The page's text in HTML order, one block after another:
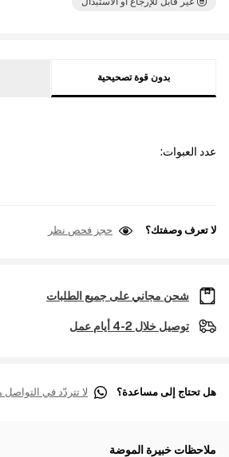
بدون قوة تصحيحية
عدد العبوات:
لا تعرف وصفتك؟ حجز فحص نظر
شحن مجاني على جميع الطلبات
توصيل خلال 2-4 أيام عمل
هل تحتاج إلى مساعدة؟ لا تتردّد في التواصل
ملاحظات خبيرة الموضة